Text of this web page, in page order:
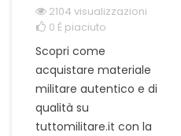
2104 visualizzazioni
0 È piaciuto
Scopri come
acquistare materiale
militare autentico e di
qualità su
tuttomilitare.it con la